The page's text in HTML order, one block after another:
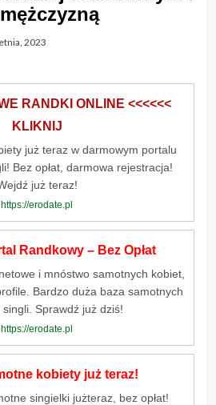
2023
RANDKI ONLINE <<<<<<
KLIKNIJ
już teraz w darmowym portalu
Bez opłat, darmowa rejestracja!
już teraz!
https://erodate.pl
Randkowy – Bez Opłat
i mnóstwo samotnych kobiet,
Bardzo duża baza samotnych
Sprawdź już dziś!
https://erodate.pl
kobiety już teraz!
singielki jużteraz, bez opłat!